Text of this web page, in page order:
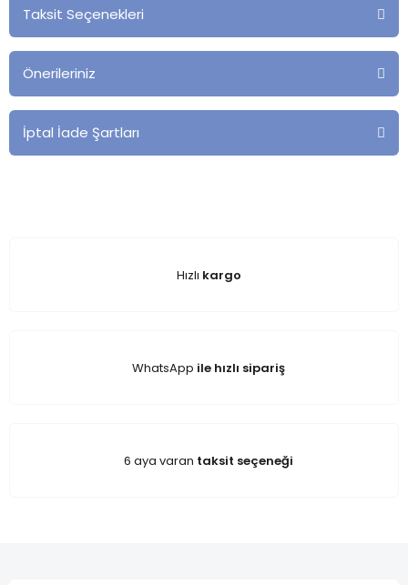
Taksit Seçenekleri
Önerileriniz
İptal İade Şartları
Hızlı kargo
WhatsApp ile hızlı sipariş
6 aya varan taksit seçeneği